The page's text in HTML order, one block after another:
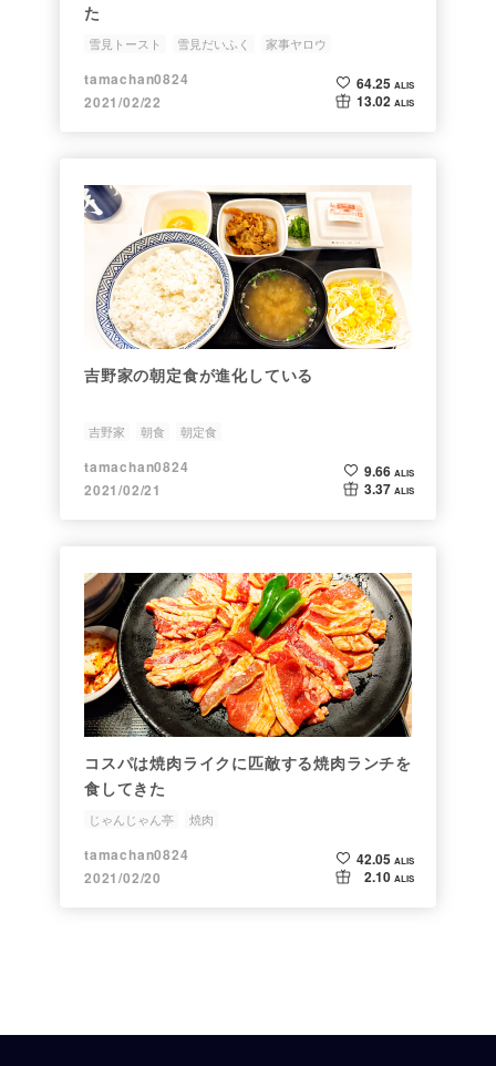
た
雪見トースト 雪見だいふく 家事ヤロウ
tamachan0824
2021/02/22
64.25 ALIS
13.02 ALIS
吉野家の朝定食が進化している
吉野家 朝食 朝定食
tamachan0824
2021/02/21
9.66 ALIS
3.37 ALIS
コスパは焼肉ライクに匹敵する焼肉ランチを
食してきた
じゃんじゃん亭 焼肉
tamachan0824
2021/02/20
42.05 ALIS
2.10 ALIS